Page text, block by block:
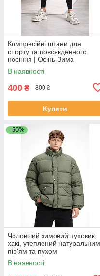
Компресійні штани для
спорту та повсякденного
носіння | Осінь-Зима
В наявності
400 ₴ 800 ₴
Купити
–50%
Чоловічий зимовий пуховик,
хакі, утеплений натуральним
пір'ям та пухом
В наявності